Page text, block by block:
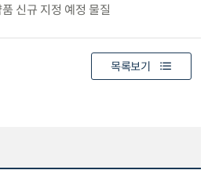
신규 지정 예정 물질
목록보기